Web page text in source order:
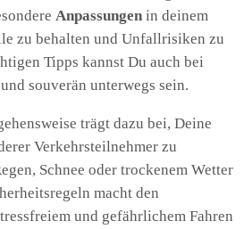
Anpassungen in deinem
zu behalten und Unfallrisiken zu
Tipps kannst Du auch bei
souverän unterwegs sein.
trägt dazu bei, Deine
Verkehrsteilnehmer zu
Schnee oder trockenem Wetter
macht den
und gefährlichem Fahren